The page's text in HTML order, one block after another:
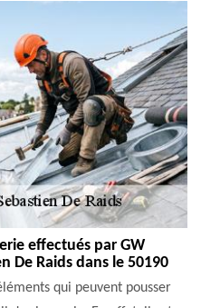
effectués par GW
De Raids dans le 50190
qui peuvent pousser